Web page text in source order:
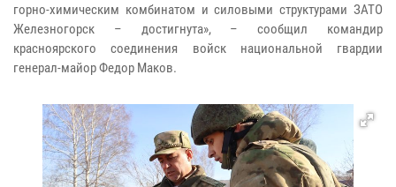
горно-химическим комбинатом и силовыми структурами ЗАТО
Железногорск – достигнута», – сообщил командир
красноярского соединения войск национальной гвардии
генерал-майор Федор Маков.